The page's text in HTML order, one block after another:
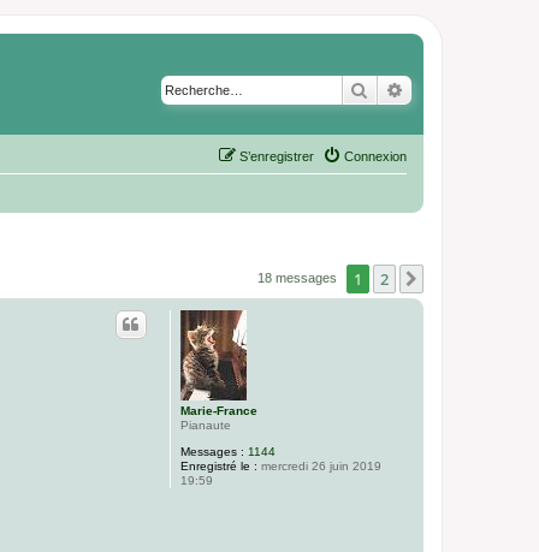
RechercherRecherche
Connexion
S’enregistrer
18 messages 1 2
Marie-France
Pianaute
Messages : 1144
Enregistré le : mercredi 26 juin 2019
19:59